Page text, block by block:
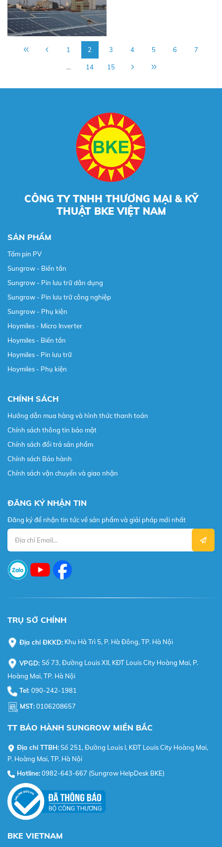
1 2 3 4 5 6 7
... 14 15
CÔNG TY TNHH THƯƠNG MẠI & KỸ
THUẬT BKE VIỆT NAM
SẢN PHẨM
Tấm pin PV
Sungrow - Biến tần
Sungrow - Pin lưu trữ dân dụng
Sungrow - Pin lưu trữ công nghiệp
Sungrow - Phụ kiện
Hoymiles - Micro Inverter
Hoymiles - Biến tần
Hoymiles - Pin lưu trữ
Hoymiles - Phụ kiện
CHÍNH SÁCH
Hướng dẫn mua hàng và hình thức thanh toán
Chính sách thông tin bảo mật
Chính sách đổi trả sản phẩm
Chính sách Bảo hành
Chính sách vận chuyển và giao nhận
ĐĂNG KÝ NHẬN TIN
Đăng ký để nhận tin tức về sản phẩm và giải pháp mới nhất
TRỤ SỞ CHÍNH
Địa chỉ ĐKKD: Khu Hà Trì 5, P. Hà Đông, TP. Hà Nội
VPGD: Số 73, Đường Louis XII, KĐT Louis City Hoàng Mai, P.
Hoàng Mai, TP. Hà Nội
Tel: 090-242-1981
MST:0106208657
TT BẢO HÀNH SUNGROW MIỀN BẮC
Địa chỉ TTBH:Số 251, Đường Louis I, KĐT Louis City Hoàng Mai,
P. Hoàng Mai, TP. Hà Nội
Hotline:0982-643-667 (Sungrow HelpDesk BKE)
BKE VIETNAM